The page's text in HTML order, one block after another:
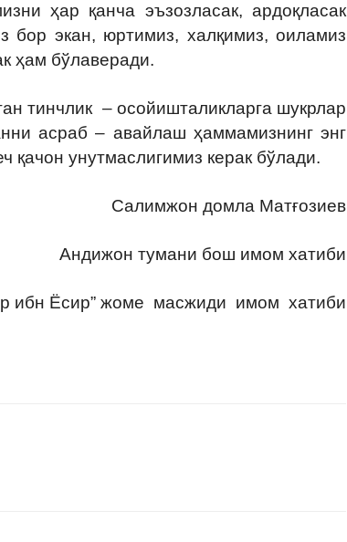
ҳар қанча эъзозласак, ардоқласак
бор экан, юртимиз, халқимиз, оиламиз
ҳам бўлаверади.
тинчлик – осойишталикларга шукрлар
асраб – авайлаш ҳаммамизнинг энг
қачон унутмаслигимиз керак бўлади.
Салимжон домла Матғозиев
Андижон тумани бош имом хатиби
ибн Ёсир” жоме масжиди имом хатиби